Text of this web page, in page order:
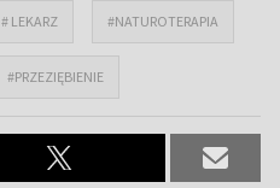
# LEKARZ #NATUROTERAPIA
#PRZEZIĘBIENIE